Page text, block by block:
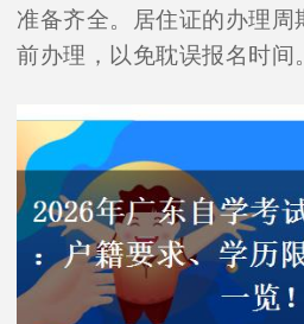
准备齐全。居住证的办理周
前办理，以免耽误报名时间